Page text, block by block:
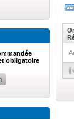
obligatoire